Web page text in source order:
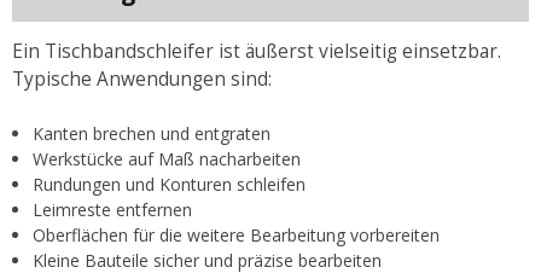
Ein Tischbandschleifer ist äußerst vielseitig einsetzbar.
Typische Anwendungen sind:
Kanten brechen und entgraten
Werkstücke auf Maß nacharbeiten
Rundungen und Konturen schleifen
Leimreste entfernen
Oberflächen für die weitere Bearbeitung vorbereiten
Kleine Bauteile sicher und präzise bearbeiten